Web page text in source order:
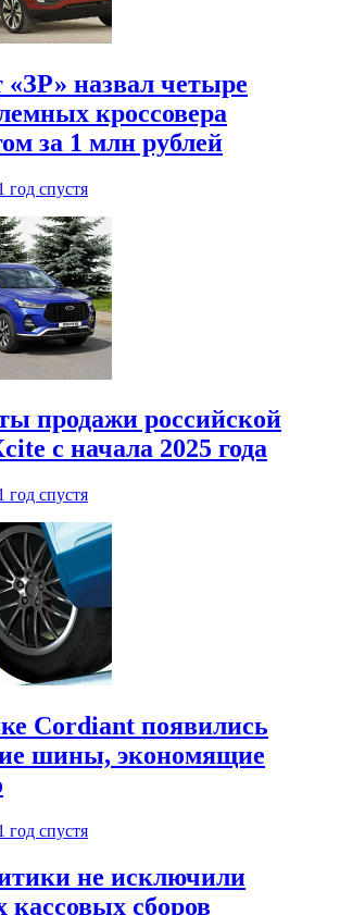
«ЗР» назвал четыре
кроссовера
за 1 млн рублей
год спустя
продажи российской
с начала 2025 года
год спустя
Cordiant появились
шины, экономящие
год спустя
не исключили
кассовых сборов